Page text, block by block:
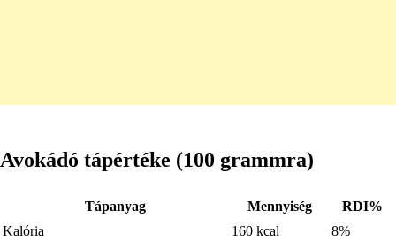
Avokádó tápértéke (100 grammra)
Tápanyag Mennyiség
RDI%
Kalória
160 kcal
8%